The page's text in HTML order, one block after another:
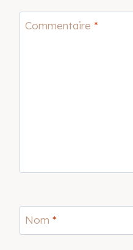
Commentaire *
Nom *